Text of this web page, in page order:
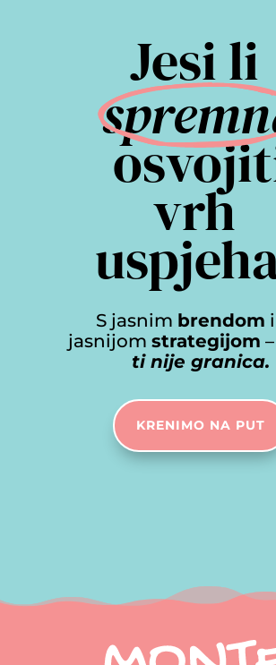
Jesi li
vrh
S jasnim brendom
jasnijom strategijom –
ti nije granica.
KRENIMO NA PUT